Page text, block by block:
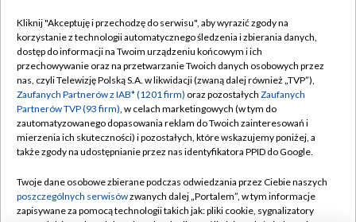
TVP
Abonament TVP
Emisja w TVP
Centrum informacji TVP
Naziemna Telewizja Cyfrowa
Rada Programowa
Regulamin TVP
Polityka prywatności
Moje zgody
Pomoc
Kontakt
Kliknij "Akceptuję i przechodzę do serwisu", aby wyrazić zgody na
korzystanie z technologii automatycznego śledzenia i zbierania danych,
dostęp do informacji na Twoim urządzeniu końcowym i ich
przechowywanie oraz na przetwarzanie Twoich danych osobowych przez
nas, czyli Telewizję Polską S.A. w likwidacji (zwaną dalej również „TVP”),
Zaufanych Partnerów z IAB* (1201 firm) oraz pozostałych Zaufanych
Partnerów TVP (93 firm), w celach marketingowych (w tym do
zautomatyzowanego dopasowania reklam do Twoich zainteresowań i
mierzenia ich skuteczności) i pozostałych, które wskazujemy poniżej, a
także zgody na udostępnianie przez nas identyfikatora PPID do Google.
Twoje dane osobowe zbierane podczas odwiedzania przez Ciebie naszych
poszczególnych serwisówzwanych dalej „Portalem”, w tym informacje
zapisywane za pomocą technologii takich jak: pliki cookie, sygnalizatory